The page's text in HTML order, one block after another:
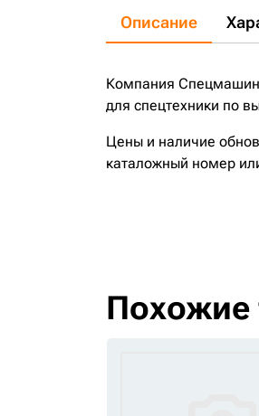
Описание
Компания
для спецтехники по
Цены и наличие
каталожный номер
Похожие